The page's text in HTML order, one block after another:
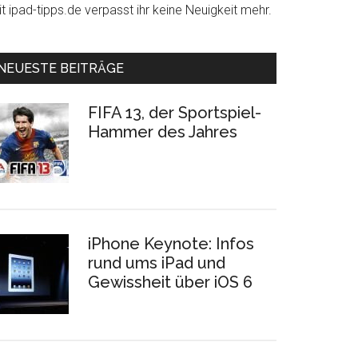
ipad-tipps.de verpasst ihr keine Neuigkeit mehr.
BEITRÄGE
FIFA 13, der Sportspiel-
Hammer des Jahres
iPhone Keynote: Infos
rund ums iPad und
Gewissheit über iOS 6